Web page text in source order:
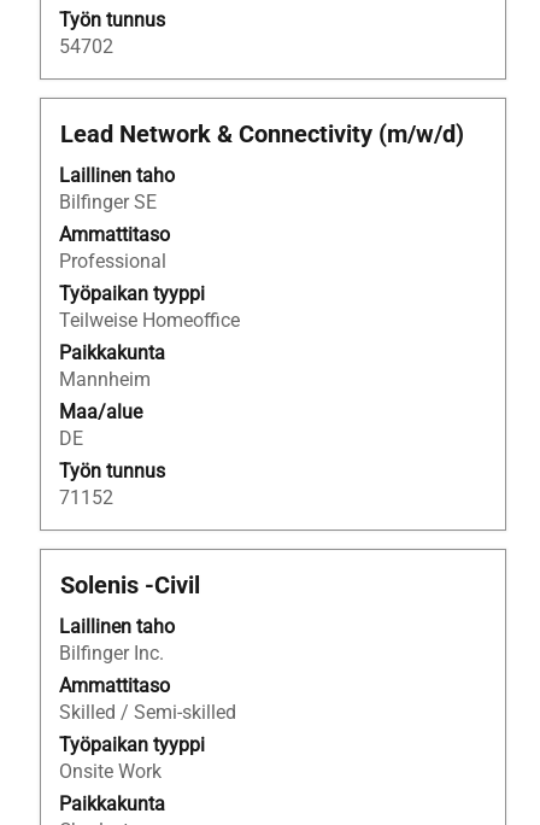
Työn tunnus
54702
Ammattinimike
Lead Network & Connectivity (m/w/d)
Laillinen taho
Bilfinger SE
Ammattitaso
Professional
Työpaikan tyyppi
Teilweise Homeoffice
Paikkakunta
Mannheim
Maa/alue
DE
Työn tunnus
71152
Valitse
jos
haluat
nähdä
työpaikan
kaikki
tiedot.
Ammattinimike
Solenis -Civil
Laillinen taho
Bilfinger Inc.
Ammattitaso
Skilled / Semi-skilled
Työpaikan tyyppi
Onsite Work
Paikkakunta
Valitse
jos
haluat
nähdä
työpaikan
kaikki
tiedot.